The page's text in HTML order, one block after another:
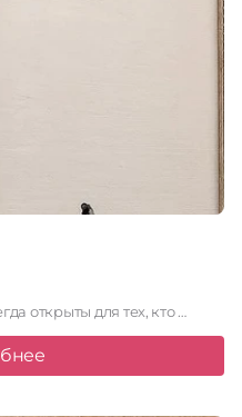
открыты для тех, кто …